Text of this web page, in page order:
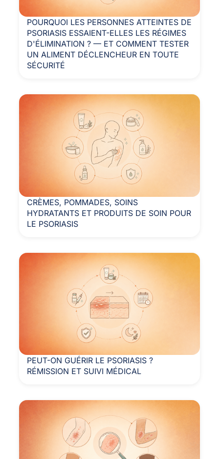
POURQUOI LES PERSONNES ATTEINTES DE
PSORIASIS ESSAIENT-ELLES LES RÉGIMES
D'ÉLIMINATION ? — ET COMMENT TESTER
UN ALIMENT DÉCLENCHEUR EN TOUTE
SÉCURITÉ
CRÈMES, POMMADES, SOINS
HYDRATANTS ET PRODUITS DE SOIN POUR
LE PSORIASIS
PEUT-ON GUÉRIR LE PSORIASIS ?
RÉMISSION ET SUIVI MÉDICAL